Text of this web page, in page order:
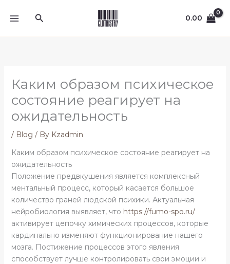
Search 0.00
Каким образом психическое
состояние реагирует на
ожидательность
/ Blog / By Kzadmin
Каким образом психическое состояние реагирует на
ожидательность
Положение предвкушения является комплексный
ментальный процесс, который касается большое
количество граней людской психики. Актуальная
нейробиология выявляет, что https://fumo-spo.ru/
активирует цепочку химических процессов, которые
кардинально изменяют функционирование нашего
мозга. Постижение процессов этого явления
способствует лучше контролировать свои эмоции и